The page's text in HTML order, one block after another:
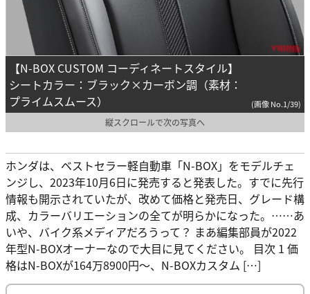
【N-BOX CUSTOM コーディネートスタイル】
シートカラー：ブラック×カーボン調（素材：
プライムスムース）
(画像 No.1/39)
縦スクロールで次の写真へ
ホンダは、ベストセラー軽自動車「N-BOX」をモデルチェ
ンジし、2023年10月6日に発売すると発表した。すでに先行
情報も開示されていたが、改めて価格と発売日、グレード構
成、カラーバリエーションの全てが明らかになった。……あ
いや、バイク系メディアだろうって？ まあ編集部員が2022
年型N-BOXオーナーなので大目に見てください。 目次 1 価
格はN-BOXが164万8900円～、N-BOXカスタム […]